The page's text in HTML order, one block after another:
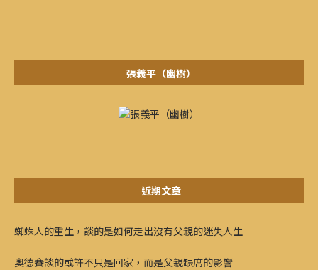
張義平（幽樹）
近期文章
蜘蛛人的重生，談的是如何走出沒有父親的迷失人生
奧德賽談的或許不只是回家，而是父親缺席的影響